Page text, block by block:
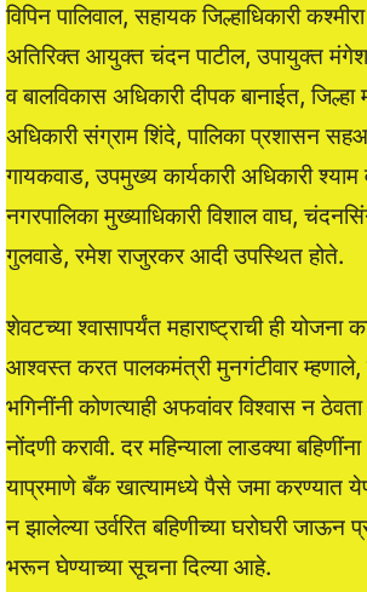
विपिन पालिवाल, सहायक जिल्हाधिकारी
अतिरिक्त आयुक्त चंदन पाटील, उपायुक्त मंगेश
व बालविकास अधिकारी दीपक बानाईत, जिल्हा
अधिकारी संग्राम शिंदे, पालिका प्रशासन
गायकवाड, उपमुख्य कार्यकारी अधिकारी श्याम
नगरपालिका मुख्याधिकारी विशाल वाघ,
गुलवाडे, रमेश राजुरकर आदी उपस्थित होते.
शेवटच्या श्वासापर्यंत महाराष्ट्राची ही
आश्वस्त करत पालकमंत्री मुनगंटीवार म्हणाले,
भगिनींनी कोणत्याही अफवांवर विश्वास न
नोंदणी करावी. दर महिन्याला लाडक्या
याप्रमाणे बँक खात्यामध्ये पैसे जमा करण्यात
न झालेल्या उर्वरित बहिणीच्या घरोघरी जाऊन
भरून घेण्याच्या सूचना दिल्या आहे.